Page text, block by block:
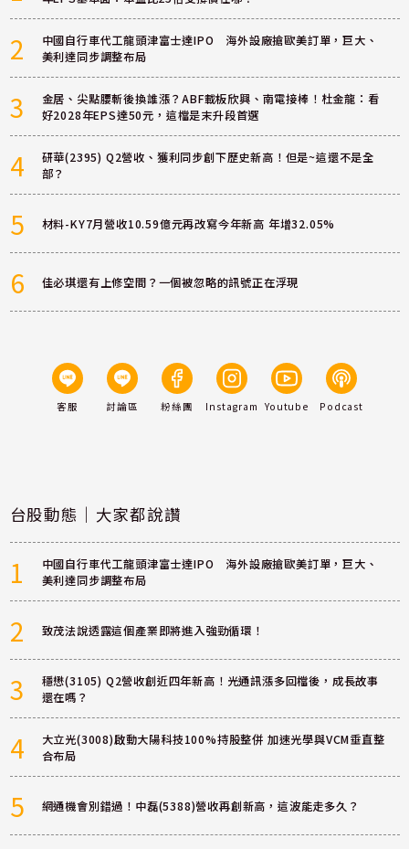
2
中國自行車代工龍頭津富士達IPO 海外設廠搶歐美訂單，巨大、
美利達同步調整布局
3
金居、尖點腰斬後換誰漲？ABF載板欣興、南電接棒！杜金龍：看
好2028年EPS達50元，這檔是末升段首選
4
研華(2395) Q2營收、獲利同步創下歷史新高！但是~這還不是全
部？
5 材料-KY7月營收10.59億元再改寫今年新高 年增32.05%
6 佳必琪還有上修空間？一個被忽略的訊號正在浮現
客服 討論區 粉絲團 Instagram Youtube Podcast
台股動態｜大家都說讚
1
中國自行車代工龍頭津富士達IPO 海外設廠搶歐美訂單，巨大、
美利達同步調整布局
2 致茂法說透露這個產業即將進入強勁循環！
3
穩懋(3105) Q2營收創近四年新高！光通訊漲多回檔後，成長故事
還在嗎？
4
大立光(3008)啟動大陽科技100%持股整併 加速光學與VCM垂直整
合布局
5 網通機會別錯過！中磊(5388)營收再創新高，這波能走多久？